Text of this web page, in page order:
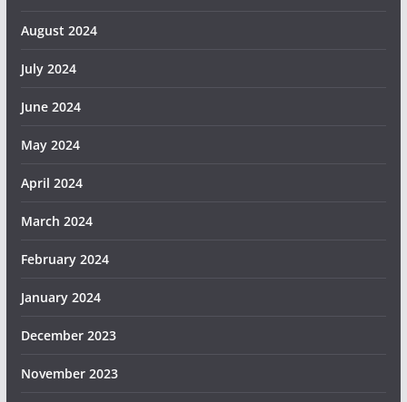
August 2024
July 2024
June 2024
May 2024
April 2024
March 2024
February 2024
January 2024
December 2023
November 2023